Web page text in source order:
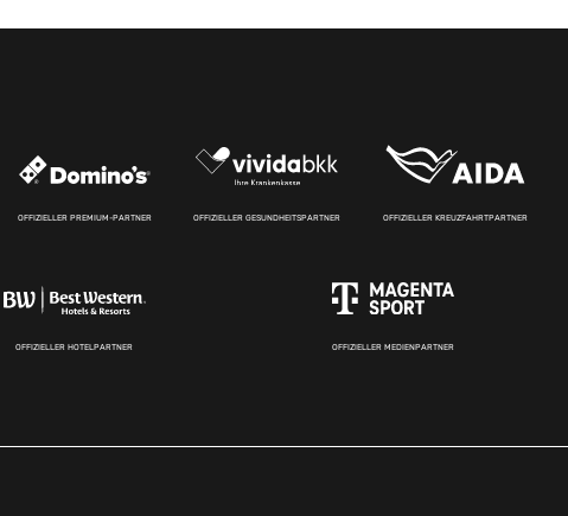
OFFIZIELLER PREMIUM-PARTNER OFFIZIELLER GESUNDHEITSPARTNER OFFIZIELLER KREUZFAHRTPARTNER
OFFIZIELLER HOTELPARTNER OFFIZIELLER MEDIENPARTNER